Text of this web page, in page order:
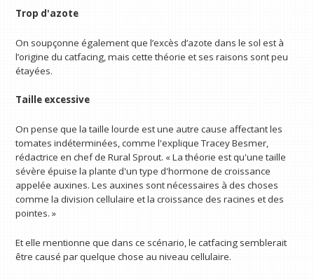
Trop d'azote
On soupçonne également que l’excès d’azote dans le sol est à
l’origine du catfacing, mais cette théorie et ses raisons sont peu
étayées.
Taille excessive
On pense que la taille lourde est une autre cause affectant les
tomates indéterminées, comme l'explique Tracey Besmer,
rédactrice en chef de Rural Sprout. « La théorie est qu'une taille
sévère épuise la plante d'un type d'hormone de croissance
appelée auxines. Les auxines sont nécessaires à des choses
comme la division cellulaire et la croissance des racines et des
pointes. »
Et elle mentionne que dans ce scénario, le catfacing semblerait
être causé par quelque chose au niveau cellulaire.